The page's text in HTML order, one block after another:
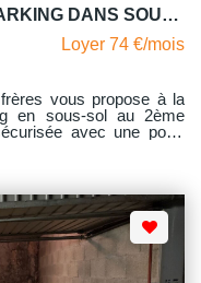
A LOUER EMPLACEMENT DE PARKING DANS SOUS SOL COPROPRIETE SECURISEE
Loyer 74 €/mois
vous propose à la
en sous-sol au 2ème
avec une porte